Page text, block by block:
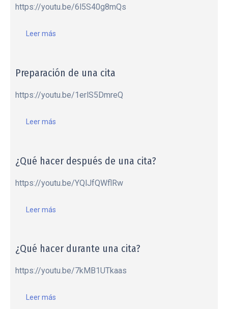
https://youtu.be/6l5S40g8mQs
Leer más
Preparación de una cita
https://youtu.be/1erlS5DmreQ
Leer más
¿Qué hacer después de una cita?
https://youtu.be/YQlJfQWflRw
Leer más
¿Qué hacer durante una cita?
https://youtu.be/7kMB1UTkaas
Leer más